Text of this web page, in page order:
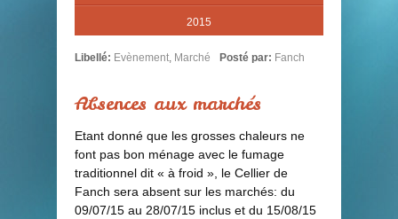
2015
Libellé: Evènement, Marché Posté par: Fanch
Absences aux marchés
Etant donné que les grosses chaleurs ne
font pas bon ménage avec le fumage
traditionnel dit « à froid », le Cellier de
Fanch sera absent sur les marchés: du
09/07/15 au 28/07/15 inclus et du 15/08/15